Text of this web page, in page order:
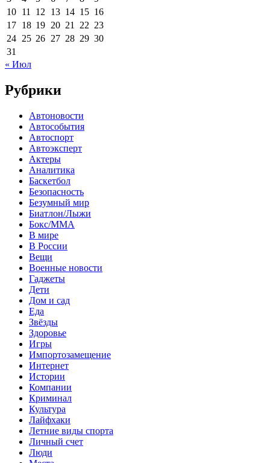
10 11 12 13 14 15 16
17 18 19 20 21 22 23
24 25 26 27 28 29 30
31
« Июл
Рубрики
Автоновости
Автособытия
Автоспорт
Автоэксперт
Актеры
Аналитика
Баскетбол
Безопасность
Безумный мир
Биатлон/Лыжи
Бокс/MMA
В мире
В России
Вещи
Военные новости
Гаджеты
Дети
Дом и сад
Еда
Звёзды
Здоровье
Игры
Импортозамещение
Интернет
Истории
Компании
Криминал
Культура
Лайфхаки
Летние виды спорта
Личный счет
Люди